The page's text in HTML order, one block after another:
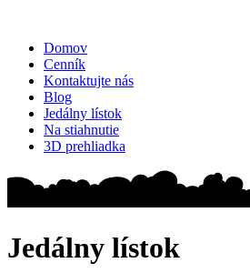
Domov
Cenník
Kontaktujte nás
Blog
Jedálny lístok
Na stiahnutie
3D prehliadka
Jedálny lístok